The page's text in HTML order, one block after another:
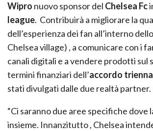
Wipro nuovo sponsor del Chelsea Fc
league. Contribuirà a migliorare la
dell’esperienza dei fan all’interno
Chelsea village) , a comunicare con i
canali digitali e a vendere prodotti sul
termini finanziari dell’accordo
stati divulgati dalle due realtà partner.
“Ci saranno due aree specifiche dove
insieme. Innanzitutto , Chelsea